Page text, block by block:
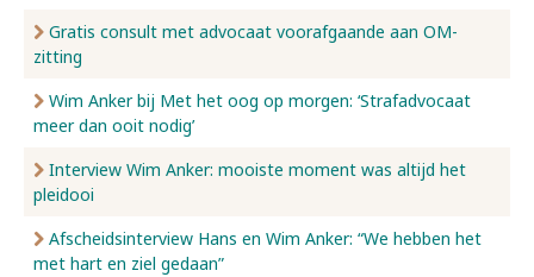
Gratis consult met advocaat voorafgaande aan OM-
zitting
Wim Anker bij Met het oog op morgen: ‘Strafadvocaat
meer dan ooit nodig’
Interview Wim Anker: mooiste moment was altijd het
pleidooi
Afscheidsinterview Hans en Wim Anker: “We hebben het
met hart en ziel gedaan”